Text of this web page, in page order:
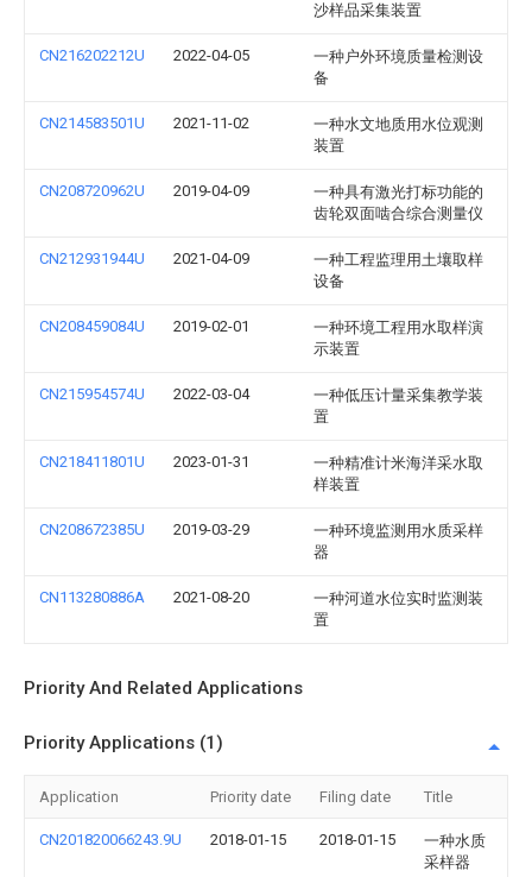
沙样品采集装置
CN216202212U 2022-04-05
一种户外环境质量检测设
备
CN214583501U 2021-11-02
一种水文地质用水位观测
装置
CN208720962U 2019-04-09
一种具有激光打标功能的
齿轮双面啮合综合测量仪
CN212931944U 2021-04-09
一种工程监理用土壤取样
设备
CN208459084U 2019-02-01
一种环境工程用水取样演
示装置
CN215954574U 2022-03-04
一种低压计量采集教学装
置
CN218411801U 2023-01-31
一种精准计米海洋采水取
样装置
CN208672385U 2019-03-29
一种环境监测用水质采样
器
CN113280886A 2021-08-20
一种河道水位实时监测装
置
Priority And Related Applications
Priority Applications (1)
Application Priority date Filing date Title
CN201820066243.9U 2018-01-15 2018-01-15
一种水质
采样器